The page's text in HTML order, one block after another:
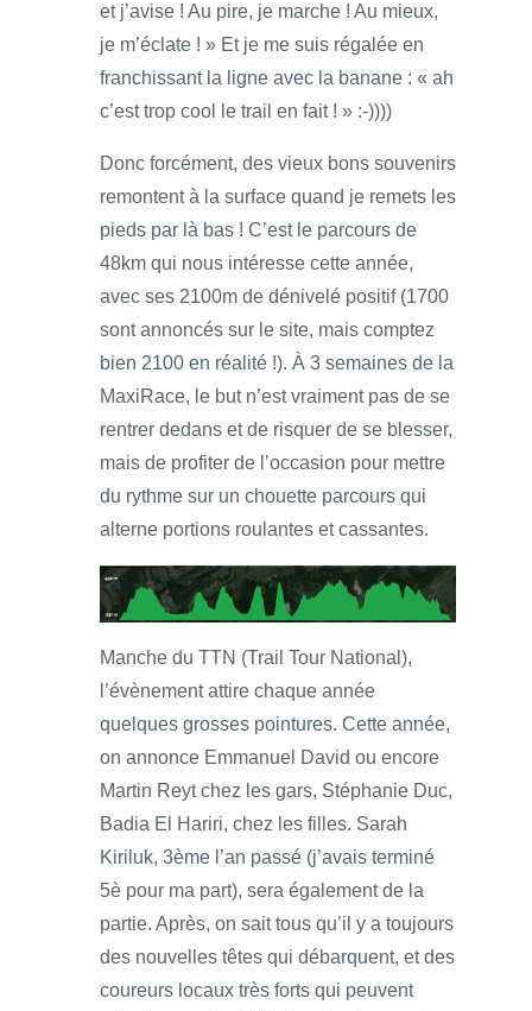
et j’avise ! Au pire, je marche ! Au mieux,
je m’éclate ! » Et je me suis régalée en
franchissant la ligne avec la banane : « ah
c’est trop cool le trail en fait ! » :-))))
Donc forcément, des vieux bons souvenirs
remontent à la surface quand je remets les
pieds par là bas ! C’est le parcours de
48km qui nous intéresse cette année,
avec ses 2100m de dénivelé positif (1700
sont annoncés sur le site, mais comptez
bien 2100 en réalité !). À 3 semaines de la
MaxiRace, le but n’est vraiment pas de se
rentrer dedans et de risquer de se blesser,
mais de profiter de l’occasion pour mettre
du rythme sur un chouette parcours qui
alterne portions roulantes et cassantes.
Manche du TTN (Trail Tour National),
l’évènement attire chaque année
quelques grosses pointures. Cette année,
on annonce Emmanuel David ou encore
Martin Reyt chez les gars, Stéphanie Duc,
Badia El Hariri, chez les filles. Sarah
Kiriluk, 3ème l’an passé (j’avais terminé
5è pour ma part), sera également de la
partie. Après, on sait tous qu’il y a toujours
des nouvelles têtes qui débarquent, et des
coureurs locaux très forts qui peuvent